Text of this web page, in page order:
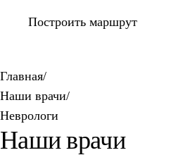
Построить маршрут
Главная/
Наши врачи/
Неврологи
Наши врачи